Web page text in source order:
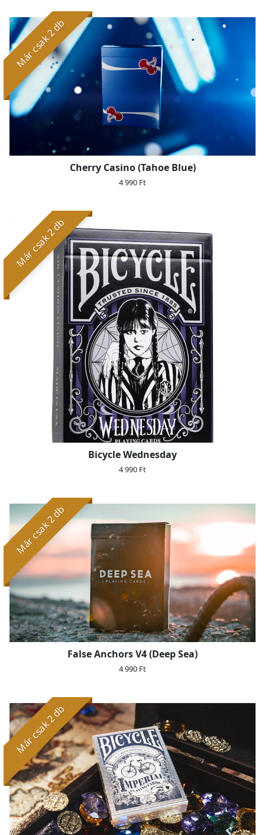
Már csak 2 db
Cherry Casino (Tahoe Blue)
4 990 Ft
Már csak 2 db
Bicycle Wednesday
4 990 Ft
Már csak 2 db
False Anchors V4 (Deep Sea)
4 990 Ft
Már csak 2 db